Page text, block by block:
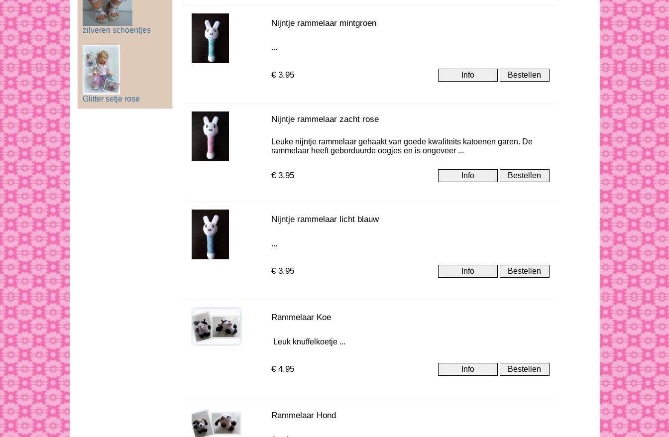
zilveren schoentjes
Glitter setje rose
Nijntje rammelaar mintgroen
...
€ 3.95
Nijntje rammelaar zacht rose
Leuke nijntje rammelaar gehaakt van goede kwaliteits katoenen garen. De
rammelaar heeft geborduurde oogjes en is ongeveer ...
€ 3.95
Nijntje rammelaar licht blauw
...
€ 3.95
Rammelaar Koe
Leuk knuffelkoetje ...
€ 4.95
Rammelaar Hond